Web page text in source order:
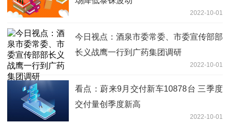
2022-10-01
今日视点：酒泉市委常委、市委宣传部部
长义战鹰一行到广药集团调研
2022-10-01
看点：蔚来9月交付新车10878台 三季度
交付量创季度新高
2022-10-01